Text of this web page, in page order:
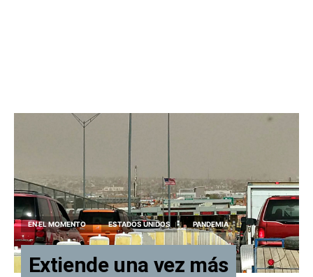
EN EL MOMENTO ESTADOS UNIDOS PANDEMIA
Extiende una vez más